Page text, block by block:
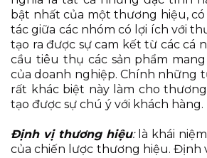
bật nhất của một thương hiệu,
tác giữa các nhóm có lợi ích với
tạo ra được sự cam kết từ các cá
cầu tiêu thụ các sản phẩm
của doanh nghiệp. Chính những
rất khác biệt này làm cho
tạo được sự chú ý với khách hàng.
Định vị thương hiệu: là khái
của chiến lược thương hiệu. Định